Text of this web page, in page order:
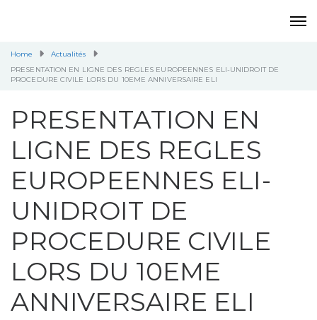
Home
Actualités
PRESENTATION EN LIGNE DES REGLES EUROPEENNES ELI-UNIDROIT DE
PROCEDURE CIVILE LORS DU 10EME ANNIVERSAIRE ELI
PRESENTATION EN
LIGNE DES REGLES
EUROPEENNES ELI-
UNIDROIT DE
PROCEDURE CIVILE
LORS DU 10EME
ANNIVERSAIRE ELI